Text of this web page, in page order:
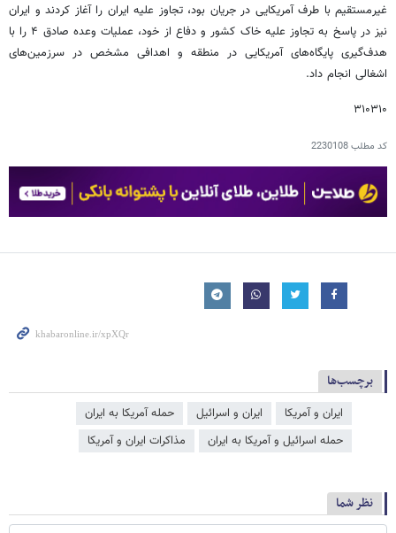
غیرمستقیم با طرف آمریکایی در جریان بود، تجاوز علیه ایران را آغاز کردند و ایران
نیز در پاسخ به تجاوز علیه خاک کشور و دفاع از خود، عملیات وعده صادق ۴ را با
هدف‌گیری پایگاه‌های آمریکایی در منطقه و اهدافی مشخص در سرزمین‌های
اشغالی انجام داد.
۳۱۰۳۱۰
کد مطلب2230108
برچسب‌ها
ایران و آمریکا ایران و اسرائیل
حمله آمریکا به ایران
حمله اسرائیل و آمریکا به ایران
مذاکرات ایران و آمریکا
نظر شما